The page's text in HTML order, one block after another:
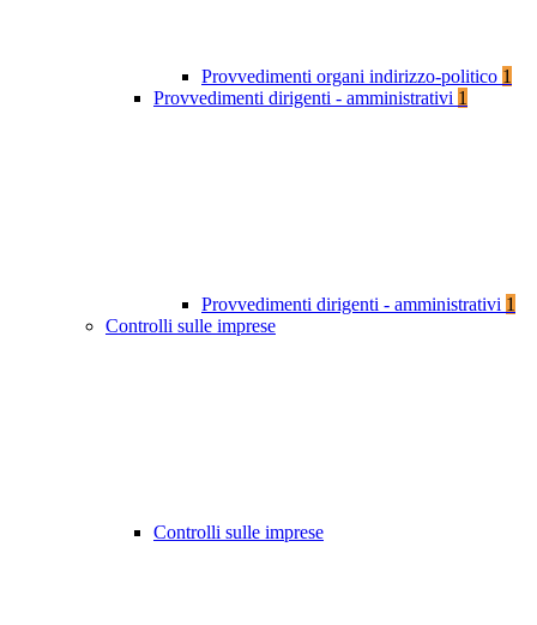
Provvedimenti organi indirizzo-politico 1
Provvedimenti dirigenti - amministrativi 1
Provvedimenti dirigenti - amministrativi 1
Controlli sulle imprese
Controlli sulle imprese